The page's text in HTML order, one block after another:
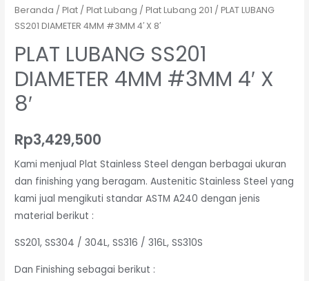
Beranda /Plat /Plat Lubang /Plat Lubang 201 / PLAT LUBANG
SS201 DIAMETER 4MM #3MM 4′ X 8′
PLAT LUBANG SS201
DIAMETER 4MM #3MM 4′ X
8′
Rp3,429,500
Kami menjual Plat Stainless Steel dengan berbagai ukuran
dan finishing yang beragam. Austenitic Stainless Steel yang
kami jual mengikuti standar ASTM A240 dengan jenis
material berikut :
SS201, SS304 / 304L, SS316 / 316L, SS310S
Dan Finishing sebagai berikut :